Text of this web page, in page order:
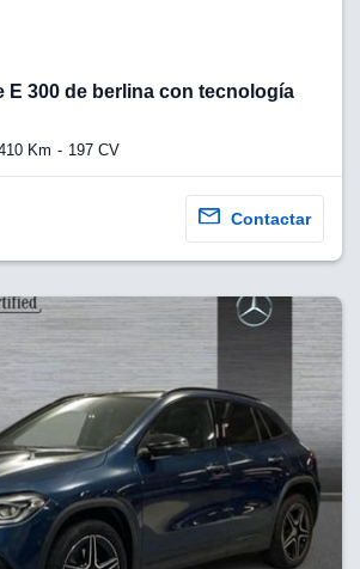
E 300 de berlina con tecnología
Km 197 CV
Contactar